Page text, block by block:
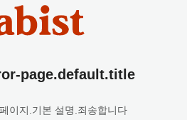
page.default.title
이지.기본 설명.죄송합니다